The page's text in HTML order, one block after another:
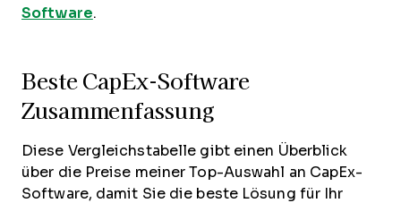
Software.
Beste CapEx-Software
Zusammenfassung
Diese Vergleichstabelle gibt einen Überblick
über die Preise meiner Top-Auswahl an CapEx-
Software, damit Sie die beste Lösung für Ihr